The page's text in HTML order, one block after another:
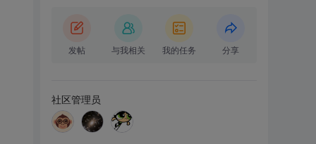
发帖 与我相关 我的任务 分享
社区管理员